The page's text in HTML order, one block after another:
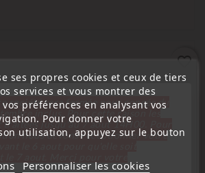
favorite_border
ses propres cookies et ceux de tiers
services et vous montrer des
préférences en analysant vos
Pour donner votre
utilisation, appuyez sur le bouton
Personnaliser les cookies
société sera fermée pour congés du
inclus. Pour cette raison les
traitées jusqu'au 7 aout 14H00. Pour
nous devons réceptionner votre
le 6 aout pour qu'elle soit